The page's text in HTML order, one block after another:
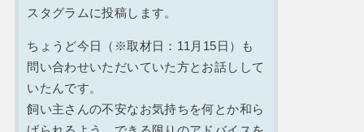
スタグラムに投稿します。
ちょうど今日（※取材日：11月15日）も
問い合わせいただいていた方とお話しして
いたんです。
飼い主さんの不安なお気持ちを何とか和ら